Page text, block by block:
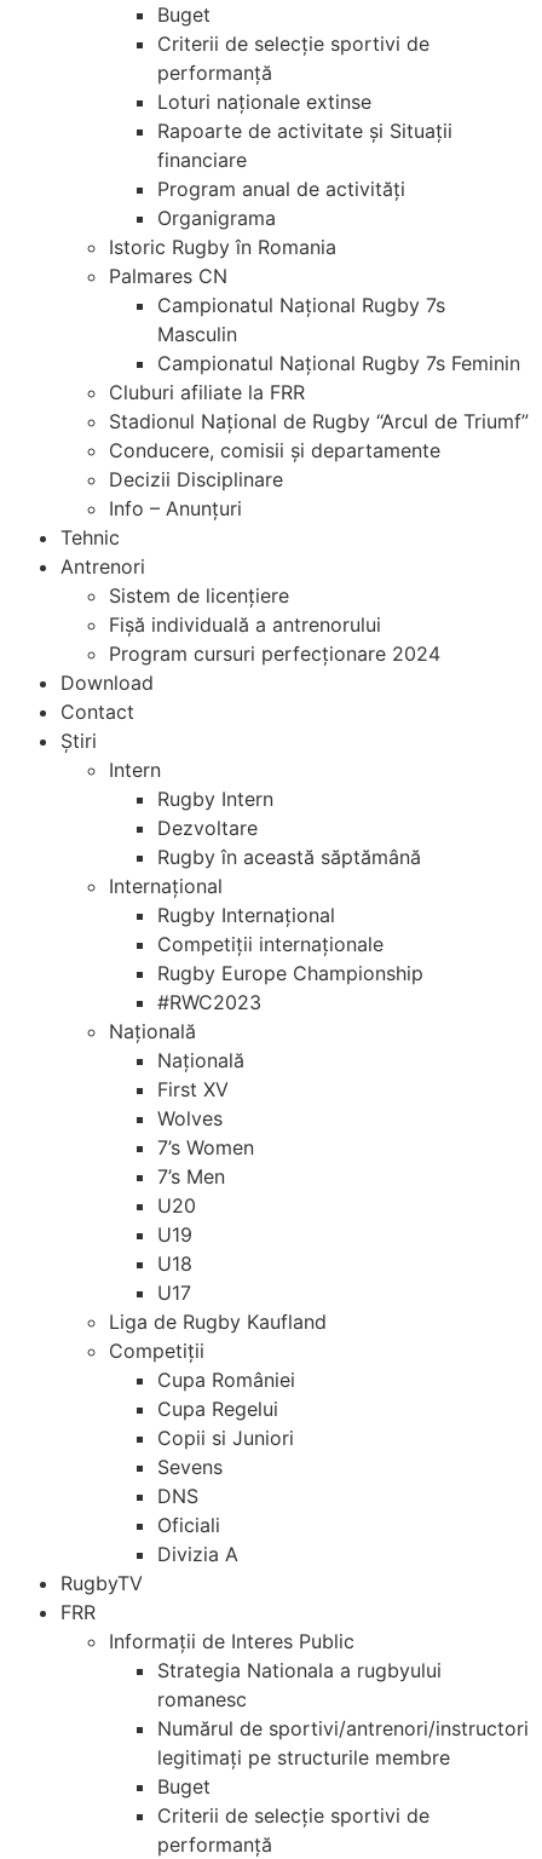
Buget
Criterii de selecție sportivi de
performanță
Loturi naționale extinse
Rapoarte de activitate și Situații
financiare
Program anual de activități
Organigrama
Istoric Rugby în Romania
Palmares CN
Campionatul Național Rugby 7s
Masculin
Campionatul Național Rugby 7s Feminin
Cluburi afiliate la FRR
Stadionul Național de Rugby “Arcul de Triumf”
Conducere, comisii și departamente
Decizii Disciplinare
Info – Anunțuri
Tehnic
Antrenori
Sistem de licențiere
Fișă individuală a antrenorului
Program cursuri perfecționare 2024
Download
Contact
Știri
Intern
Rugby Intern
Dezvoltare
Rugby în această săptămână
Internațional
Rugby Internațional
Competiții internaționale
Rugby Europe Championship
#RWC2023
Națională
Națională
First XV
Wolves
7’s Women
7’s Men
U20
U19
U18
U17
Liga de Rugby Kaufland
Competiții
Cupa României
Cupa Regelui
Copii si Juniori
Sevens
DNS
Oficiali
Divizia A
RugbyTV
FRR
Informații de Interes Public
Strategia Nationala a rugbyului
romanesc
Numărul de sportivi/antrenori/instructori
legitimați pe structurile membre
Buget
Criterii de selecție sportivi de
performanță